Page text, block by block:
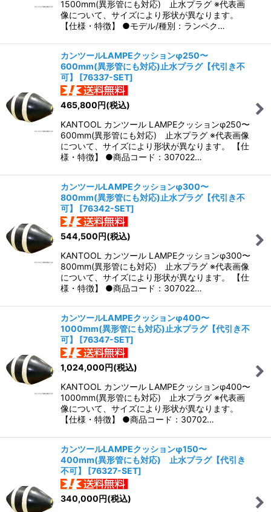
1500mm(異形管にも対応) 止水プラグ ※代表画
像について、サイズにより形状が異なります。
【仕様・特徴】 ●モデル/種別：ランペク…
カンツールLAMPEクッションφ250〜
600mm(異形管にも対応)止水プラグ【代引き不
可】
[76337-SET]
465,800円(税込)
KANTOOL カンツール LAMPEクッションφ250〜
600mm(異形管にも対応) 止水プラグ ※代表画像
について、サイズにより形状が異なります。 【仕
様・特徴】 ●商品コード：307022…
カンツールLAMPEクッションφ300〜
800mm(異形管にも対応)止水プラグ【代引き不
可】
[76342-SET]
544,500円(税込)
KANTOOL カンツール LAMPEクッションφ300〜
800mm(異形管にも対応) 止水プラグ ※代表画像
について、サイズにより形状が異なります。 【仕
様・特徴】 ●商品コード：307022…
カンツールLAMPEクッションφ400〜
1000mm(異形管にも対応)止水プラグ【代引き不
可】
[76347-SET]
1,024,000円(税込)
KANTOOL カンツール LAMPEクッションφ400〜
1000mm(異形管にも対応) 止水プラグ ※代表画
像について、サイズにより形状が異なります。
【仕様・特徴】 ●商品コード：30702…
カンツールLAMPEクッションφ150〜
400mm(異形管にも対応) 止水プラグ【代引き
不可】
[76327-SET]
340,000円(税込)